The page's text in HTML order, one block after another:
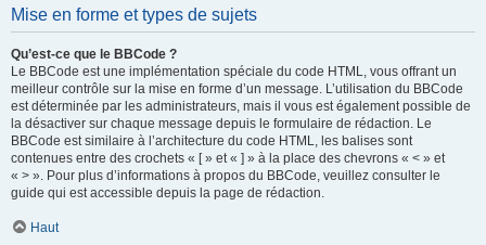
Mise en forme et types de sujets
Qu’est-ce que le BBCode ?
Le BBCode est une implémentation spéciale du code HTML, vous offrant un
meilleur contrôle sur la mise en forme d’un message. L’utilisation du BBCode
est déterminée par les administrateurs, mais il vous est également possible de
la désactiver sur chaque message depuis le formulaire de rédaction. Le
BBCode est similaire à l’architecture du code HTML, les balises sont
contenues entre des crochets « [ » et « ] » à la place des chevrons « < » et
« > ». Pour plus d’informations à propos du BBCode, veuillez consulter le
guide qui est accessible depuis la page de rédaction.
Haut